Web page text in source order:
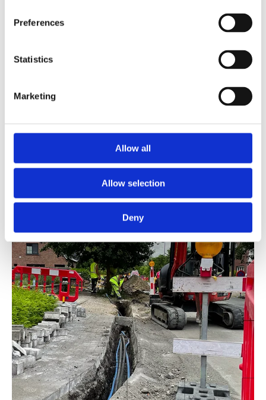
Preferences
Statistics
Marketing
Allow all
Allow selection
Deny
continu verfijnd door Proximus-ingenieurs, en
geïmplementeerd en onderhouden door
Merkator-medewerkers, in nauwe samenwerking